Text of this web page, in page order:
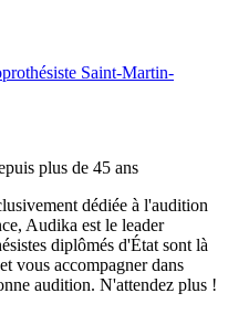
Saint-Martin-
plus de 45 ans
dédiée à l'audition
Audika est le leader
diplômés d'État sont là
vous accompagner dans
audition. N'attendez plus !